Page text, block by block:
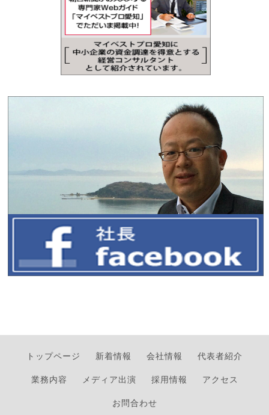
トップページ 新着情報 会社情報
代表者紹介
業務内容
メディア出演 採用情報
アクセス
お問合わせ